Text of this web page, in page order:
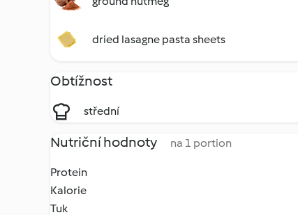
dried lasagne pasta sheets
Obtížnost
střední
Nutriční hodnoty na 1 portion
Protein
Kalorie
Tuk